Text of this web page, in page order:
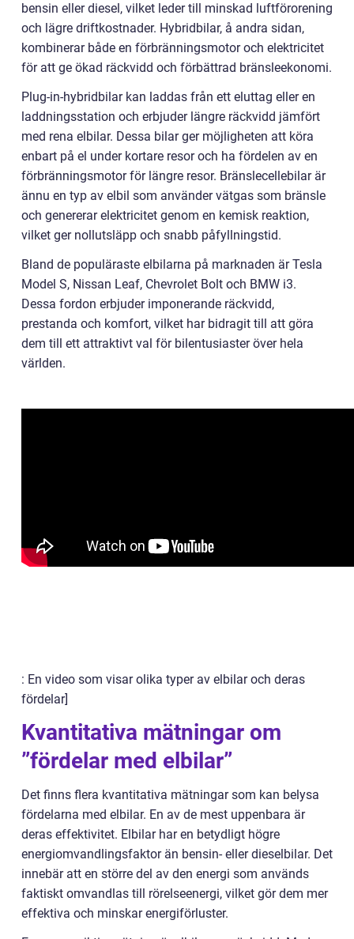
bensin eller diesel, vilket leder till minskad luftförorening
och lägre driftkostnader. Hybridbilar, å andra sidan,
kombinerar både en förbränningsmotor och elektricitet
för att ge ökad räckvidd och förbättrad bränsleekonomi.
Plug-in-hybridbilar kan laddas från ett eluttag eller en
laddningsstation och erbjuder längre räckvidd jämfört
med rena elbilar. Dessa bilar ger möjligheten att köra
enbart på el under kortare resor och ha fördelen av en
förbränningsmotor för längre resor. Bränslecellebilar är
ännu en typ av elbil som använder vätgas som bränsle
och genererar elektricitet genom en kemisk reaktion,
vilket ger nollutsläpp och snabb påfyllningstid.
Bland de populäraste elbilarna på marknaden är Tesla
Model S, Nissan Leaf, Chevrolet Bolt och BMW i3.
Dessa fordon erbjuder imponerande räckvidd,
prestanda och komfort, vilket har bidragit till att göra
dem till ett attraktivt val för bilentusiaster över hela
världen.
: En video som visar olika typer av elbilar och deras
fördelar]
Kvantitativa mätningar om
”fördelar med elbilar”
Det finns flera kvantitativa mätningar som kan belysa
fördelarna med elbilar. En av de mest uppenbara är
deras effektivitet. Elbilar har en betydligt högre
energiomvandlingsfaktor än bensin- eller dieselbilar. Det
innebär att en större del av den energi som används
faktiskt omvandlas till rörelseenergi, vilket gör dem mer
effektiva och minskar energiförluster.